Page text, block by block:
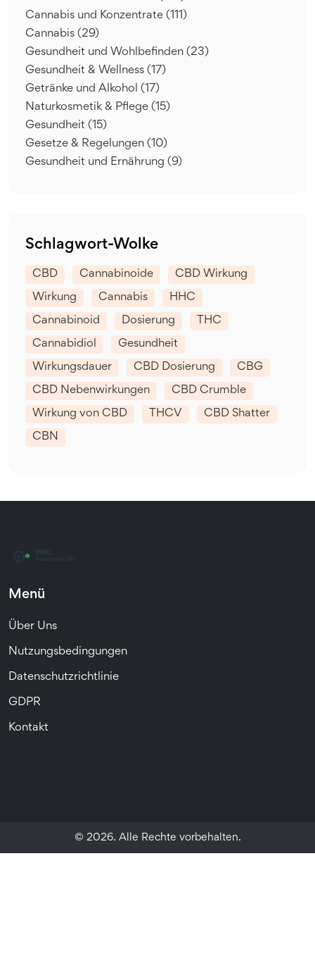
Cannabis und Konzentrate (111)
Cannabis (29)
Gesundheit und Wohlbefinden (23)
Gesundheit & Wellness (17)
Getränke und Alkohol (17)
Naturkosmetik & Pflege (15)
Gesundheit (15)
Gesetze & Regelungen (10)
Gesundheit und Ernährung (9)
Schlagwort-Wolke
CBD Cannabinoide CBD Wirkung
Wirkung Cannabis HHC
Cannabinoid Dosierung THC
Cannabidiol Gesundheit
Wirkungsdauer CBD Dosierung CBG
CBD Nebenwirkungen CBD Crumble
Wirkung von CBD THCV CBD Shatter
CBN
Menü
Über Uns
Nutzungsbedingungen
Datenschutzrichtlinie
GDPR
Kontakt
© 2026. Alle Rechte vorbehalten.